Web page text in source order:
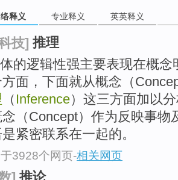
释义 专业释义 英英释义
技] 推理
的逻辑性强主要表现在概
面，下面就从概念（
（ Inference）这三方面加以
（Concept）作为反映事
紧密联系在一起的。
3928个网页-相关网页
推论